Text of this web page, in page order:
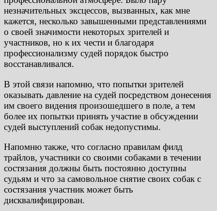
незначительных эксцессов, вызванных, как мне
кажется, несколько завышенными представлениями
о своей значимости некоторых зрителей и
участников, но к их чести и благодаря
профессионализму судей порядок быстро
восстанавливался.
В этой связи напомню, что попытки зрителей
оказывать давление на судей посредством донесения
им своего видения произошедшего в поле, а тем
более их попытки принять участие в обсуждении
судей выступлений собак недопустимы.
Напомню также, что согласно правилам филд
трайлов, участники со своими собаками в течении
состязания должны быть постоянно доступны
судьям и что за самовольное снятие своих собак с
состязания участник может быть
дисквалифицирован.